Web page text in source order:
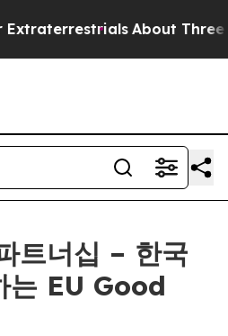
About Three
트너십 – 한국
는 EU Good